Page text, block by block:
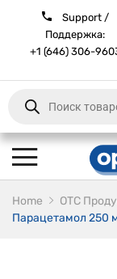
Support /
Поддержка:
+1 (646) 306-
Products
search
Home ОТС
Парацетамол 250